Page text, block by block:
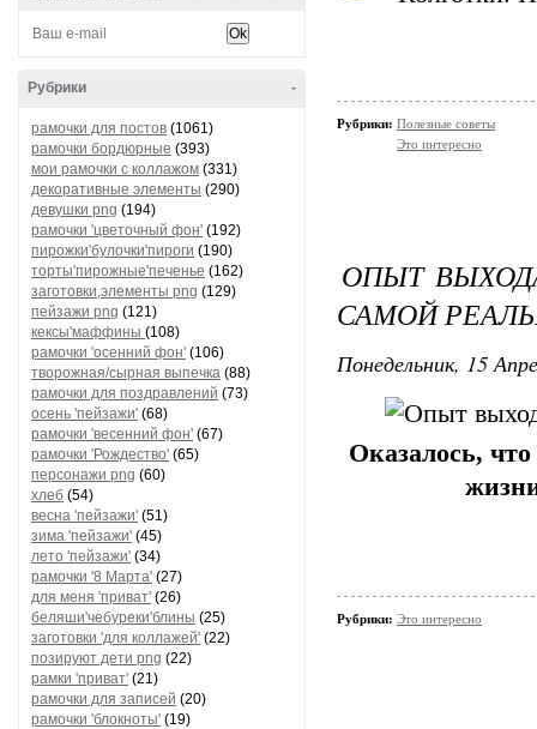
-
Рубрики
рамочки для постов (1061)
рамочки бордюрные (393)
мои рамочки с коллажом (331)
декоративные элементы (290)
девушки png (194)
рамочки 'цветочный фон' (192)
пирожки'булочки'пироги (190)
торты'пирожные'печенье (162)
заготовки,элементы png (129)
пейзажи png (121)
кексы'маффины (108)
рамочки 'осенний фон' (106)
творожная/сырная выпечка (88)
рамочки для поздравлений (73)
осень 'пейзажи' (68)
рамочки 'весенний фон' (67)
рамочки 'Рождество' (65)
персонажи png (60)
хлеб (54)
весна 'пейзажи' (51)
зима 'пейзажи' (45)
лето 'пейзажи' (34)
рамочки '8 Марта' (27)
для меня 'приват' (26)
беляши'чебуреки'блины (25)
заготовки 'для коллажей' (22)
позируют дети png (22)
рамки 'приват' (21)
рамочки для записей (20)
рамочки 'блокноты' (19)
Рубрики: Полезные советы
Это интересно
ОПЫТ
САМОЙ
Понедельник, 15
Оказалось,
Рубрики: Это интересно